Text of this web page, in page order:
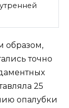
образом,
точно
25
опалубки